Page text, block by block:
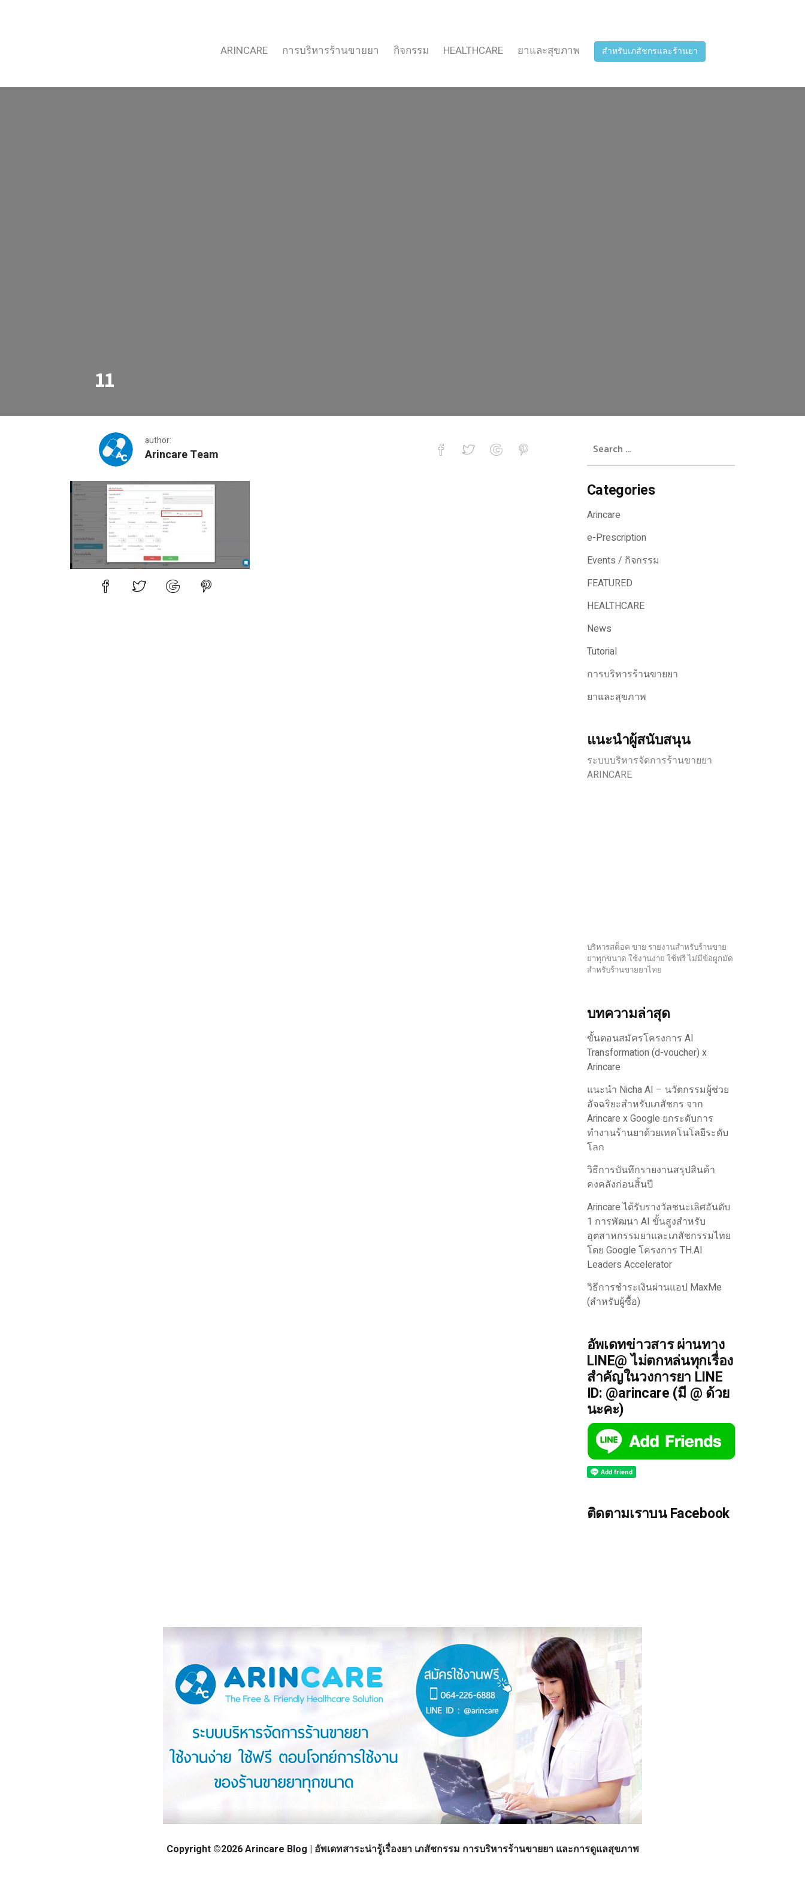
ARINCARE การบริหารร้านขายยา กิจกรรม HEALTHCARE ยาและสุขภาพ สำหรับเภสัชกรและร้านยา
11
author:
Arincare Team
11
for:
Categories
Arincare
e-Prescription
Events / กิจกรรม
FEATURED
HEALTHCARE
News
Tutorial
การบริหารร้านขายยา
ยาและสุขภาพ
แนะนำผู้สนับสนุน
ระบบบริหารจัดการร้านขายยา
ARINCARE
บริหารสต็อค ขาย รายงานสำหรับร้านขาย
ยาทุกขนาด ใช้งานง่าย ใช้ฟรี ไม่มีข้อผูกมัด
สำหรับร้านขายยาไทย
บทความล่าสุด
ขั้นตอนสมัครโครงการ AI
Transformation (d-voucher) x
Arincare
แนะนำ Nicha AI – นวัตกรรมผู้ช่วย
อัจฉริยะสำหรับเภสัชกร จาก
Arincare x Google ยกระดับการ
ทำงานร้านยาด้วยเทคโนโลยีระดับ
โลก
วิธีการบันทึกรายงานสรุปสินค้า
คงคลังก่อนสิ้นปี
Arincare ได้รับรางวัลชนะเลิศอันดับ
1 การพัฒนา AI ขั้นสูงสำหรับ
อุตสาหกรรมยาและเภสัชกรรมไทย
โดย Google โครงการ TH.AI
Leaders Accelerator
วิธีการชำระเงินผ่านแอป MaxMe
(สำหรับผู้ซื้อ)
อัพเดทข่าวสาร ผ่านทาง
LINE@ ไม่ตกหล่นทุกเรื่อง
สำคัญในวงการยา LINE
ID: @arincare (มี @ ด้วย
นะคะ)
ติดตามเราบน Facebook
Copyright ©2026 Arincare Blog | อัพเดทสาระน่ารู้เรื่องยา เภสัชกรรม การบริหารร้านขายยา และการดูแลสุขภาพ